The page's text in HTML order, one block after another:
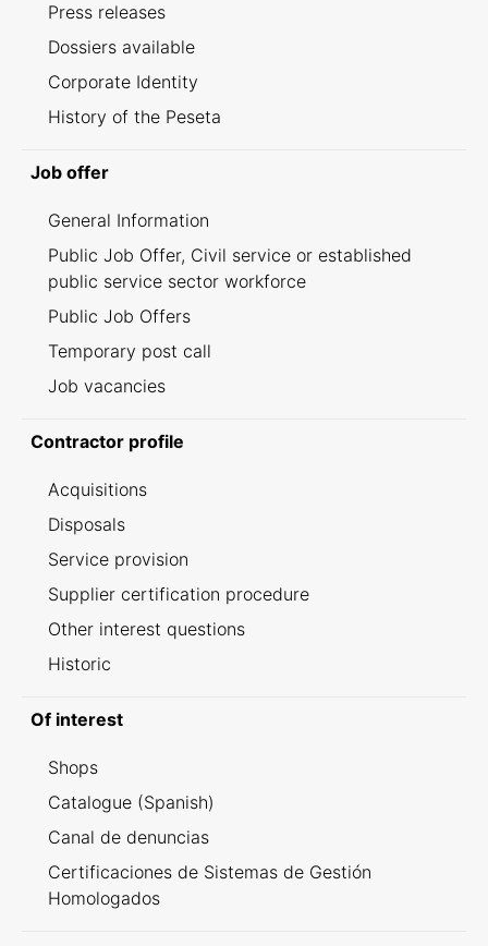
Press releases
Dossiers available
Corporate Identity
History of the Peseta
Job offer
General Information
Public Job Offer, Civil service or established
public service sector workforce
Public Job Offers
Temporary post call
Job vacancies
Contractor profile
Acquisitions
Disposals
Service provision
Supplier certification procedure
Other interest questions
Historic
Of interest
Shops
Catalogue (Spanish)
Canal de denuncias
Certificaciones de Sistemas de Gestión
Homologados